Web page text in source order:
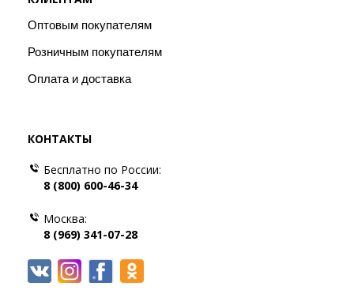
Оптовым покупателям
Розничным покупателям
Оплата и доставка
КОНТАКТЫ
Бесплатно по России:
8 (800) 600-46-34
Москва:
8 (969) 341-07-28